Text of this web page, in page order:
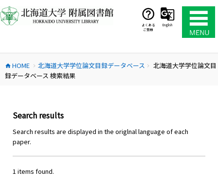
ン
テ
ス
キ
よくある
ご質問
English
home HOME chevron_right 北海道大学学位論文目録データベース chevron_right
北海道大学学位論文目
録データベース 検索結果
Search results
Search results are displayed in the origlnal language of each
paper.
1 items found.